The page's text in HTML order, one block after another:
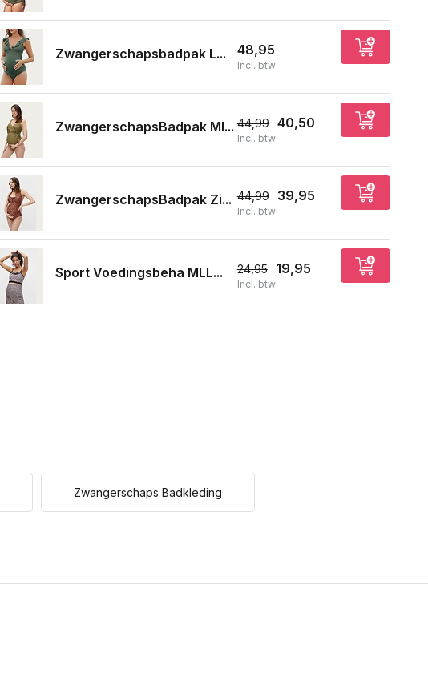
Zwangerschapsbadpak L... 48,95
Incl. btw
ZwangerschapsBadpak Ml... 44,99 40,50
Incl. btw
ZwangerschapsBadpak Zi... 44,99 39,95
Incl. btw
Sport Voedingsbeha MLL... 24,95 19,95
Incl. btw
Zwangerschaps Badkleding